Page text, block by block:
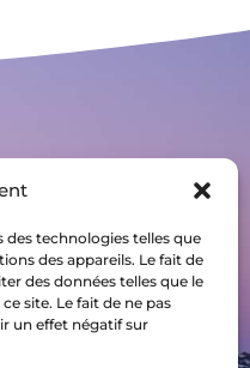
des technologies telles que
des appareils. Le fait de
des données telles que le
site. Le fait de ne pas
un effet négatif sur